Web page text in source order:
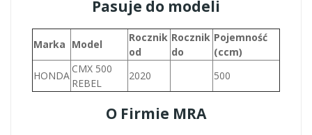
Pasuje do modeli
Marka Model
Rocznik
od
Rocznik
do
Pojemność
(ccm)
HONDA
CMX 500
REBEL
2020 500
O Firmie MRA